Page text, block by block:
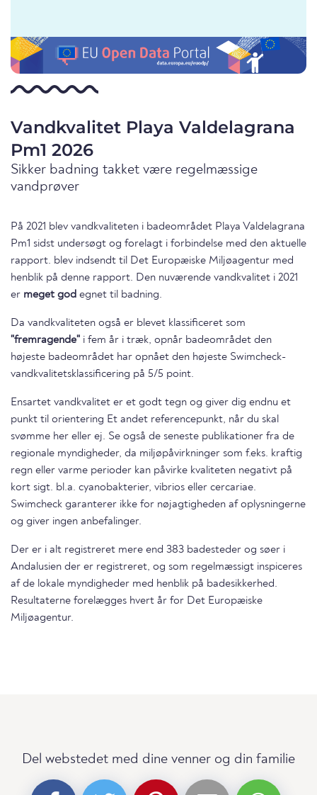
Vandkvalitet Playa Valdelagrana
Pm1 2026
Sikker badning takket være regelmæssige
vandprøver
På 2021 blev vandkvaliteten i badeområdet Playa Valdelagrana
Pm1 sidst undersøgt og forelagt i forbindelse med den aktuelle
rapport. blev indsendt til Det Europæiske Miljøagentur med
henblik på denne rapport. Den nuværende vandkvalitet i 2021
er meget god egnet til badning.
Da vandkvaliteten også er blevet klassificeret som
"fremragende" i fem år i træk, opnår badeområdet den
højeste badeområdet har opnået den højeste Swimcheck-
vandkvalitetsklassificering på 5/5 point.
Ensartet vandkvalitet er et godt tegn og giver dig endnu et
punkt til orientering Et andet referencepunkt, når du skal
svømme her eller ej. Se også de seneste publikationer fra de
regionale myndigheder, da miljøpåvirkninger som f.eks. kraftig
regn eller varme perioder kan påvirke kvaliteten negativt på
kort sigt. bl.a. cyanobakterier, vibrios eller cercariae.
Swimcheck garanterer ikke for nøjagtigheden af oplysningerne
og giver ingen anbefalinger.
Der er i alt registreret mere end 383 badesteder og søer i
Andalusien der er registreret, og som regelmæssigt inspiceres
af de lokale myndigheder med henblik på badesikkerhed.
Resultaterne forelægges hvert år for Det Europæiske
Miljøagentur.
Del webstedet med dine venner og din familie